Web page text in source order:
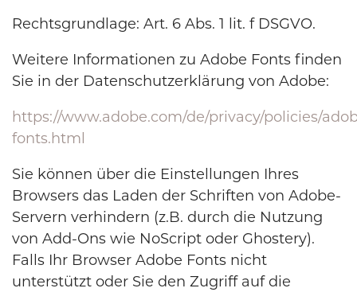
Rechtsgrundlage: Art. 6 Abs. 1 lit. f DSGVO.
Weitere Informationen zu Adobe Fonts finden
Sie in der Datenschutzerklärung von Adobe:
https://www.adobe.com/de/privacy/policies/
fonts.html
Sie können über die Einstellungen Ihres
Browsers das Laden der Schriften von Adobe-
Servern verhindern (z.B. durch die Nutzung
von Add-Ons wie NoScript oder Ghostery).
Falls Ihr Browser Adobe Fonts nicht
unterstützt oder Sie den Zugriff auf die